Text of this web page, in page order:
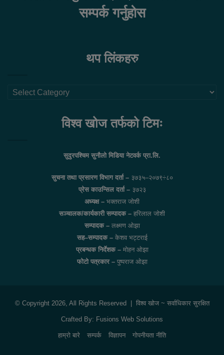
सम्पर्क गर्नुहोस
थप लिंकहरु
थप
विश्व खोज तर्फको टिमः
सुदुरपश्चिम सुनौलो मिडिया नेटवर्क प्रा.लि.
सुचना तथा प्रसारण विभाग दर्ता – ३७३५–२०७९÷८०
प्रेस काउन्सिल दर्ता – ३७२३
अध्यक्ष – भक्तराज जोशी
सञ्चालक/कार्यकारी सम्पादक – हरिलाल जोशी
सम्पादक –लक्ष्मण ओझा
सह–सम्पादक –केशव भट्टराई
प्रबन्धक निर्देशक –मोहन ओझा
फोटो पत्रकार –पुष्पराज ओझा
© Copyright 2026, All Rights Reserved | विश्व खोज~ सर्वाधिकार सुरक्षित
Crafted By: Fusions Web Solutions
हाम्रो बारे सम्पर्क विज्ञापन गोपनीयता नीति